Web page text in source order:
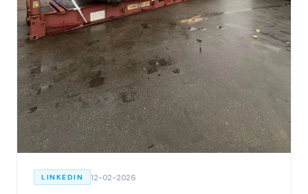
LINKEDIN 12-02-2026